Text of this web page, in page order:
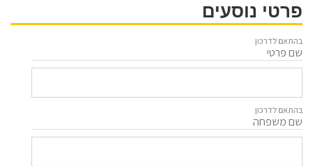
פרטי נוסעים
בהתאם לדרכון
שם פרטי
בהתאם לדרכון
שם משפחה